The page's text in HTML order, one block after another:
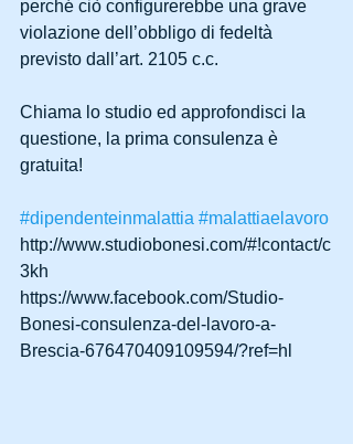
perché ciò configurerebbe una grave
violazione dell’obbligo di fedeltà
previsto dall’art. 2105 c.c.
Chiama lo studio ed approfondisci la
questione, la prima consulenza è
gratuita!
#dipendenteinmalattia #malattiaelavoro
http://www.studiobonesi.com/#!contact/c
3kh
https://www.facebook.com/Studio-
Bonesi-consulenza-del-lavoro-a-
Brescia-676470409109594/?ref=hl